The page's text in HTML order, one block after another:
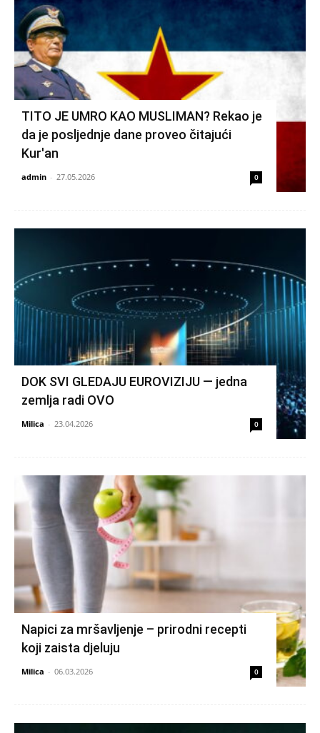
TITO JE UMRO KAO MUSLIMAN? Rekao je
da je posljednje dane proveo čitajući
Kur'an
admin - 27.05.2026 0
DOK SVI GLEDAJU EUROVIZIJU — jedna
zemlja radi OVO
Milica - 23.04.2026 0
Napici za mršavljenje – prirodni recepti
koji zaista djeluju
Milica - 06.03.2026 0